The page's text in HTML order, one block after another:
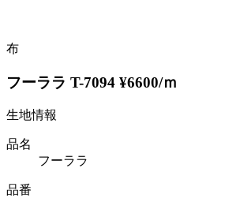
布
フーララ T-7094 ¥6600/ｍ
生地情報
品名
フーララ
品番